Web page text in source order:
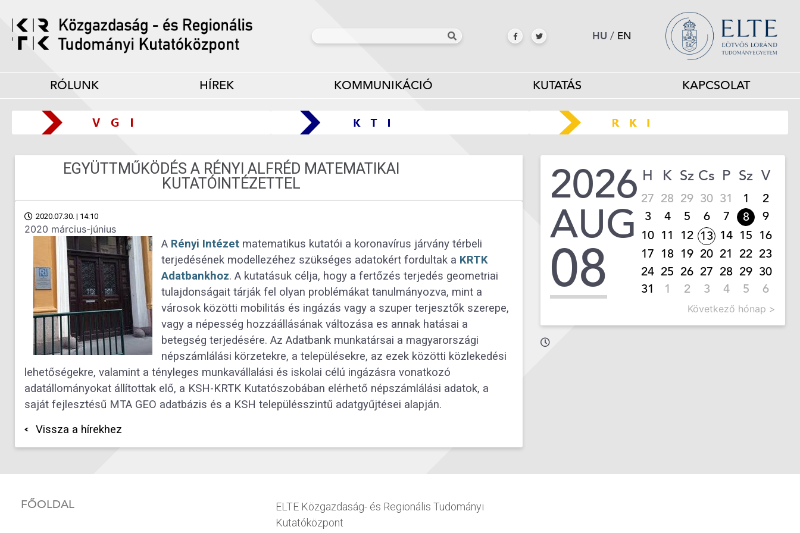
HU / EN
RÓLUNK HÍREK KOMMUNIKÁCIÓ KUTATÁS KAPCSOLAT
EGYÜTTMŰKÖDÉS A RÉNYI ALFRÉD MATEMATIKAI
KUTATÓINTÉZETTEL
2020.07.30. | 14:10
2020 március-június
A Rényi Intézet matematikus kutatói a koronavírus járvány térbeli
terjedésének modellezéhez szükséges adatokért fordultak a KRTK
Adatbankhoz. A kutatásuk célja, hogy a fertőzés terjedés geometriai
tulajdonságait tárják fel olyan problémákat tanulmányozva, mint a
városok közötti mobilitás és ingázás vagy a szuper terjesztők szerepe,
vagy a népesség hozzáállásának változása es annak hatásai a
betegség terjedésére. Az Adatbank munkatársai a magyarországi
népszámlálási körzetekre, a településekre, az ezek közötti közlekedési
lehetőségekre, valamint a tényleges munkavállalási és iskolai célú ingázásra vonatkozó
adatállományokat állítottak elő, a KSH-KRTK Kutatószobában elérhető népszámlálási adatok, a
saját fejlesztésű MTA GEO adatbázis és a KSH településszintű adatgyűjtései alapján.
Vissza a hírekhez
2026
AUG
08
H K Sz Cs P Sz V
27 28 29 30 31 1
2
3
4 5 6 7 8
9
10 11 12 13 14 15 16
17 18 19 20 21 22 23
24 25 26 27 28 29 30
31
1 2 3 4 5 6
Következő hónap >
FŐOLDAL
ELTE Közgazdaság- és Regionális Tudományi
Kutatóközpont